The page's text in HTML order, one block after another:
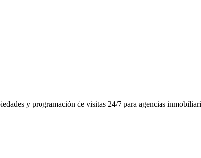
y programación de visitas 24/7 para agencias